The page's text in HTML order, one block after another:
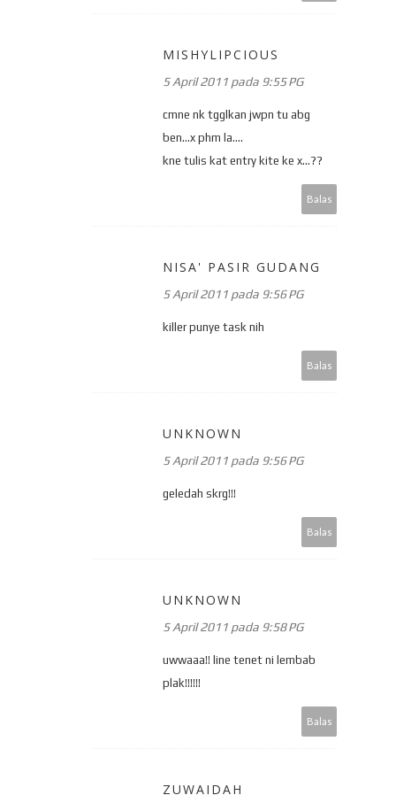
MISHYLIPCIOUS
5 April 2011 pada 9:55 PG
cmne nk tgglkan jwpn tu abg
ben...x phm la....
kne tulis kat entry kite ke x...??
Balas
NISA' PASIR GUDANG
5 April 2011 pada 9:56 PG
killer punye task nih
Balas
UNKNOWN
5 April 2011 pada 9:56 PG
geledah skrg!!!
Balas
UNKNOWN
5 April 2011 pada 9:58 PG
uwwaaa!! line tenet ni lembab
plak!!!!!!
Balas
ZUWAIDAH